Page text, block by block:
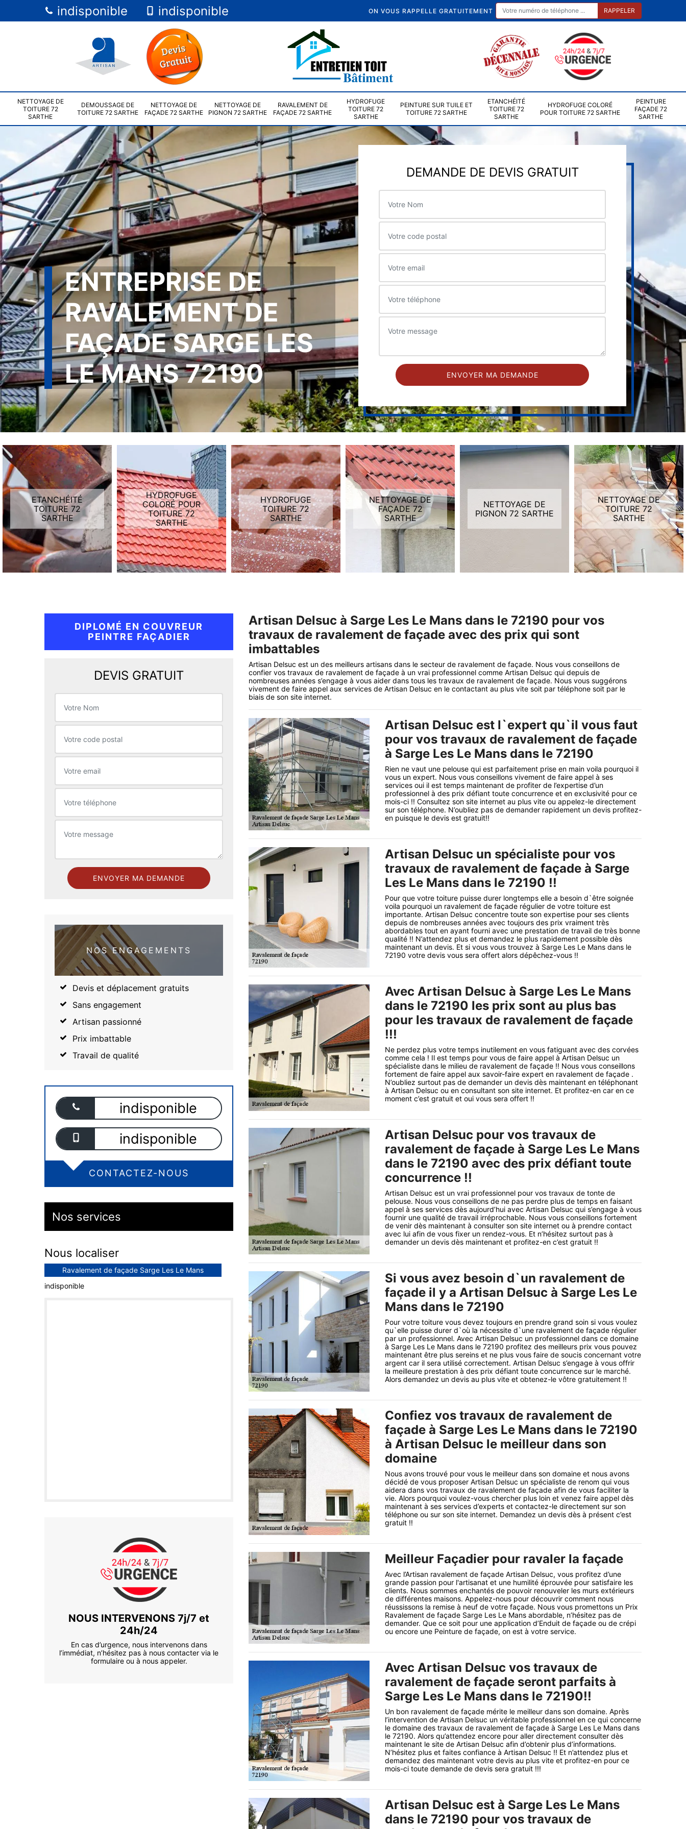
indisponible indisponible ON VOUS RAPPELLE GRATUITEMENT
NETTOYAGE DE
TOITURE 72
SARTHE
DEMOUSSAGE DE
TOITURE 72 SARTHE
NETTOYAGE DE
FAÇADE 72 SARTHE
NETTOYAGE DE
PIGNON 72 SARTHE
RAVALEMENT DE
FAÇADE 72 SARTHE
HYDROFUGE
TOITURE 72
SARTHE
PEINTURE SUR TUILE ET
TOITURE 72 SARTHE
ETANCHÉITÉ
TOITURE 72
SARTHE
HYDROFUGE COLORÉ
POUR TOITURE 72 SARTHE
PEINTURE
FAÇADE 72
SARTHE
ENTREPRISE DE
RAVALEMENT DE
FAÇADE SARGE LES
LE MANS 72190
DEMANDE DE DEVIS GRATUIT
ETANCHÉITÉ
TOITURE 72
SARTHE
HYDROFUGE
COLORÉ POUR
TOITURE 72
SARTHE
HYDROFUGE
TOITURE 72
SARTHE
NETTOYAGE DE
FAÇADE 72
SARTHE
NETTOYAGE DE
PIGNON 72 SARTHE
NETTOYAGE DE
TOITURE 72
SARTHE
DIPLOMÉ EN COUVREUR
PEINTRE FAÇADIER
DEVIS GRATUIT
NOS ENGAGEMENTS
Devis et déplacement gratuits
Sans engagement
Artisan passionné
Prix imbattable
Travail de qualité
indisponible
indisponible
CONTACTEZ-NOUS
Nos services
Nous localiser
Ravalement de façade Sarge Les Le Mans
indisponible
NOUS INTERVENONS 7j/7 et
24h/24
En cas d’urgence, nous intervenons dans
l’immédiat, n’hésitez pas à nous contacter via le
formulaire ou à nous appeler.
Artisan Delsuc à Sarge Les Le Mans dans le 72190 pour vos
travaux de ravalement de façade avec des prix qui sont
imbattables
Artisan Delsuc est un des meilleurs artisans dans le secteur de ravalement de façade. Nous vous conseillons de
confier vos travaux de ravalement de façade à un vrai professionnel comme Artisan Delsuc qui depuis de
nombreuses années s’engage à vous aider dans tous les travaux de ravalement de façade. Nous vous suggérons
vivement de faire appel aux services de Artisan Delsuc en le contactant au plus vite soit par téléphone soit par le
biais de son site internet.
Artisan Delsuc est l`expert qu`il vous faut
pour vos travaux de ravalement de façade
à Sarge Les Le Mans dans le 72190
Rien ne vaut une pelouse qui est parfaitement prise en main voila pourquoi il
vous un expert. Nous vous conseillons vivement de faire appel à ses
services oui il est temps maintenant de profiter de l’expertise d’un
professionnel à des prix défiant toute concurrence et en exclusivité pour ce
mois-ci !! Consultez son site internet au plus vite ou appelez-le directement
sur son téléphone. N’oubliez pas de demander rapidement un devis profitez-
en puisque le devis est gratuit!!
Artisan Delsuc un spécialiste pour vos
travaux de ravalement de façade à Sarge
Les Le Mans dans le 72190 !!
Pour que votre toiture puisse durer longtemps elle a besoin d`être soignée
voila pourquoi un ravalement de façade régulier de votre toiture est
importante. Artisan Delsuc concentre toute son expertise pour ses clients
depuis de nombreuses années avec toujours des prix vraiment très
abordables tout en ayant fourni avec une prestation de travail de très bonne
qualité !! N’attendez plus et demandez le plus rapidement possible dès
maintenant un devis. Et si vous vous trouvez à Sarge Les Le Mans dans le
72190 votre devis vous sera offert alors dépêchez-vous !!
Avec Artisan Delsuc à Sarge Les Le Mans
dans le 72190 les prix sont au plus bas
pour les travaux de ravalement de façade
!!!
Ne perdez plus votre temps inutilement en vous fatiguant avec des corvées
comme cela ! Il est temps pour vous de faire appel à Artisan Delsuc un
spécialiste dans le milieu de ravalement de façade !! Nous vous conseillons
fortement de faire appel aux savoir-faire expert en ravalement de façade .
N’oubliez surtout pas de demander un devis dès maintenant en téléphonant
à Artisan Delsuc ou en consultant son site internet. Et profitez-en car en ce
moment c’est gratuit et oui vous sera offert !!
Artisan Delsuc pour vos travaux de
ravalement de façade à Sarge Les Le Mans
dans le 72190 avec des prix défiant toute
concurrence !!
Artisan Delsuc est un vrai professionnel pour vos travaux de tonte de
pelouse. Nous vous conseillons de ne pas perdre plus de temps en faisant
appel à ses services dès aujourd’hui avec Artisan Delsuc qui s’engage à vous
fournir une qualité de travail irréprochable. Nous vous conseillons fortement
de venir dès maintenant à consulter son site internet ou à prendre contact
avec lui afin de vous fixer un rendez-vous. Et n’hésitez surtout pas à
demander un devis dès maintenant et profitez-en c’est gratuit !!
Si vous avez besoin d`un ravalement de
façade il y a Artisan Delsuc à Sarge Les Le
Mans dans le 72190
Pour votre toiture vous devez toujours en prendre grand soin si vous voulez
qu`elle puisse durer d`où la nécessite d`une ravalement de façade régulier
par un professionnel. Avec Artisan Delsuc un professionnel dans ce domaine
à Sarge Les Le Mans dans le 72190 profitez des meilleurs prix vous pouvez
maintenant être plus sereins et ne plus vous faire de soucis concernant votre
argent car il sera utilisé correctement. Artisan Delsuc s’engage à vous offrir
la meilleure prestation à des prix défiant toute concurrence sur le marché.
Alors demandez un devis au plus vite et obtenez-le vôtre gratuitement !!
Confiez vos travaux de ravalement de
façade à Sarge Les Le Mans dans le 72190
à Artisan Delsuc le meilleur dans son
domaine
Nous avons trouvé pour vous le meilleur dans son domaine et nous avons
décidé de vous proposer Artisan Delsuc un spécialiste de renom qui vous
aidera dans vos travaux de ravalement de façade afin de vous faciliter la
vie. Alors pourquoi voulez-vous chercher plus loin et venez faire appel dès
maintenant à ses services d’experts et contactez-le directement sur son
téléphone ou sur son site internet. Demandez un devis dès à présent c’est
gratuit !!
Meilleur Façadier pour ravaler la façade
Avec l’Artisan ravalement de façade Artisan Delsuc, vous profitez d’une
grande passion pour l'artisanat et une humilité éprouvée pour satisfaire les
clients. Nous sommes enchantés de pouvoir renouveler les murs extérieurs
de différentes maisons. Appelez-nous pour découvrir comment nous
réussissons la remise à neuf de votre façade. Nous vous promettons un Prix
Ravalement de façade Sarge Les Le Mans abordable, n’hésitez pas de
demander. Que ce soit pour une application d’Enduit de façade ou de crépi
ou encore une Peinture de façade, on est à votre service.
Avec Artisan Delsuc vos travaux de
ravalement de façade seront parfaits à
Sarge Les Le Mans dans le 72190!!
Un bon ravalement de façade mérite le meilleur dans son domaine. Après
l’intervention de Artisan Delsuc un véritable professionnel en ce qui concerne
le domaine des travaux de ravalement de façade à Sarge Les Le Mans dans
le 72190. Alors qu’attendez encore pour aller directement consulter dès
maintenant le site de Artisan Delsuc afin d’obtenir plus d’informations.
N’hésitez plus et faites confiance à Artisan Delsuc !! Et n’attendez plus et
demandez des maintenant votre devis au plus vite et profitez-en pour ce
mois-ci toute demande de devis sera gratuit !!!
Artisan Delsuc est à Sarge Les Le Mans
dans le 72190 pour vos travaux de